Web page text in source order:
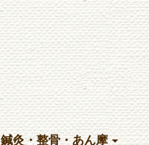
鍼灸・整骨・あん摩